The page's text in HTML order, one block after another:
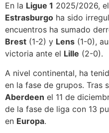
En la Ligue 1 2025/2026,
Estrasburgo ha sido
encuentros ha sumado
Brest (1-2) y Lens (1-0),
victoria ante el Lille (2-0).
A nivel continental, ha
en la fase de grupos. Tras
Aberdeen el 11 de
de la fase de liga con 13
en Europa.